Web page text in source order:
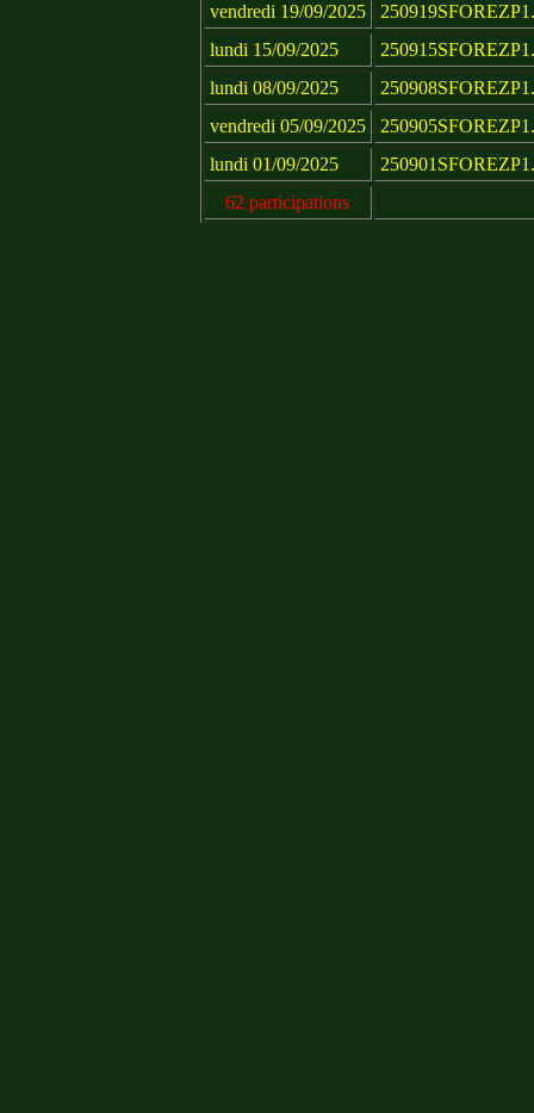
vendredi 19/09/2025
lundi 15/09/2025
lundi 08/09/2025
vendredi 05/09/2025
lundi 01/09/2025
62 participations